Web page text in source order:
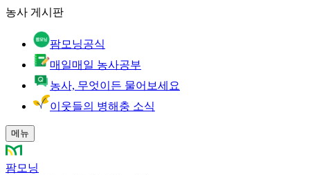
농사 게시판
팜모닝공식
매일매일 농사공부
농사, 무엇이든 물어보세요
이웃들의 병해충 소식
메뉴
팜모닝